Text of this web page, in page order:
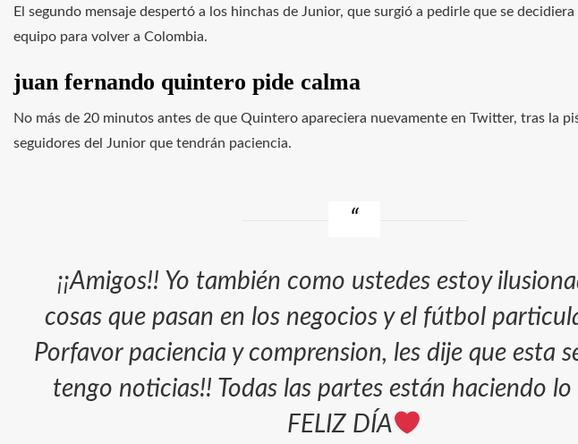
El segundo mensaje despertó a los hinchas de Junior, que surgió a pedirle que se
equipo para volver a Colombia.
juan fernando quintero pide calma
No más de 20 minutos antes de que Quintero apareciera nuevamente en Twitter, tras la
seguidores del Junior que tendrán paciencia.
¡¡Amigos!! Yo también como ustedes estoy
cosas que pasan en los negocios y el fútbol
Porfavor paciencia y comprension, les dije que esta
tengo noticias!! Todas las partes están haciendo lo
FELIZ DÍA